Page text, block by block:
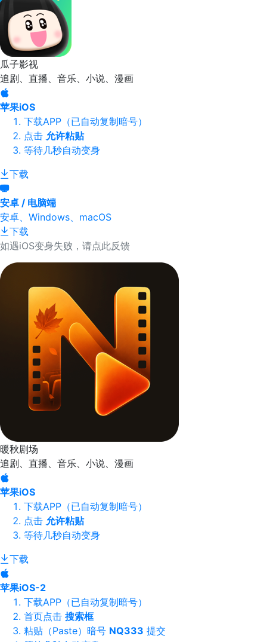
瓜子影视
追剧、直播、音乐、小说、漫画
苹果iOS
下载APP（已自动复制暗号）
点击 允许粘贴
等待几秒自动变身
下载
安卓 / 电脑端
安卓、Windows、macOS
下载
如遇iOS变身失败，请点此反馈
暖秋剧场
追剧、直播、音乐、小说、漫画
苹果iOS
下载APP（已自动复制暗号）
点击 允许粘贴
等待几秒自动变身
下载
苹果iOS-2
下载APP（已自动复制暗号）
首页点击 搜索框
粘贴（Paste）暗号 NQ333 提交